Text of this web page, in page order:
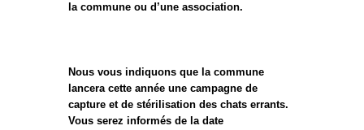
la commune ou d’une association.
Nous vous indiquons que la commune
lancera cette année une campagne de
capture et de stérilisation des chats errants.
Vous serez informés de la date